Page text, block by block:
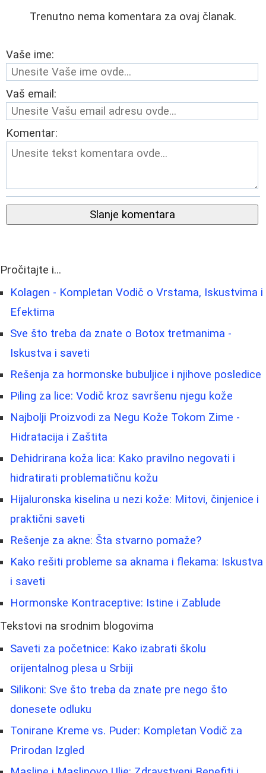
Trenutno nema komentara za ovaj članak.
Vaše ime:
Vaš email:
Komentar:
Slanje komentara
Pročitajte i...
Kolagen - Kompletan Vodič o Vrstama, Iskustvima i
Efektima
Sve što treba da znate o Botox tretmanima -
Iskustva i saveti
Rešenja za hormonske bubuljice i njihove posledice
Piling za lice: Vodič kroz savršenu njegu kože
Najbolji Proizvodi za Negu Kože Tokom Zime -
Hidratacija i Zaštita
Dehidrirana koža lica: Kako pravilno negovati i
hidratirati problematičnu kožu
Hijaluronska kiselina u nezi kože: Mitovi, činjenice i
praktični saveti
Rešenje za akne: Šta stvarno pomaže?
Kako rešiti probleme sa aknama i flekama: Iskustva
i saveti
Hormonske Kontraceptive: Istine i Zablude
Tekstovi na srodnim blogovima
Saveti za početnice: Kako izabrati školu
orijentalnog plesa u Srbiji
Silikoni: Sve što treba da znate pre nego što
donesete odluku
Tonirane Kreme vs. Puder: Kompletan Vodič za
Prirodan Izgled